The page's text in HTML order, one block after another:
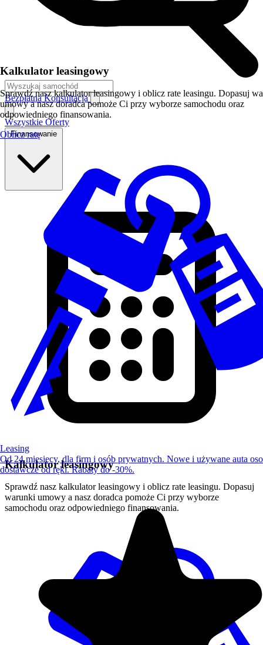
Bezpłatna Konsultacja
Wszystkie Oferty
Finansowanie
Kalkulator leasingowy
Sprawdź nasz kalkulator leasingowy i oblicz rate leasingu. Dopasuj
warunki umowy a nasz doradca pomoże Ci przy wyborze
samochodu oraz odpowiedniego finansowania.
Kalkulator leasingowy
Sprawdź nasz kalkulator leasingowy i oblicz rate leasingu. Dopasuj
umowy a nasz doradca pomoże Ci przy wyborze samochodu oraz
odpowiedniego finansowania.
Oblicz ratę
Leasing
Od 24 miesięcy, dla firm i osób prywatnych. Nowe i używane auta
dostawcze od ręki. Rabaty do -30%.